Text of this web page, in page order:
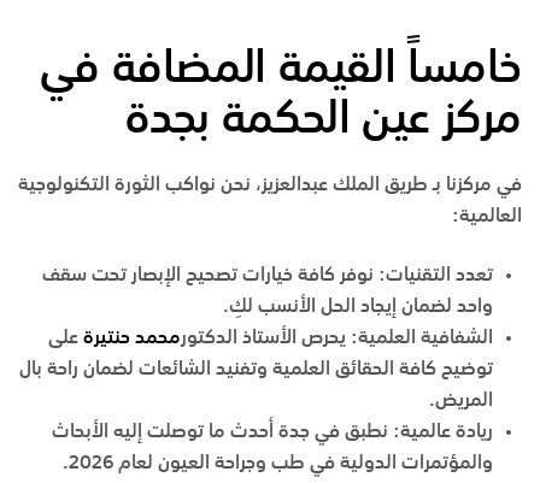
خامساً القيمة المضافة في
مركز عين الحكمة بجدة
في مركزنا بـ طريق الملك عبدالعزيز، نحن نواكب الثورة التكنولوجية
العالمية:
تعدد التقنيات: نوفر كافة خيارات تصحيح الإبصار تحت سقف
واحد لضمان إيجاد الحل الأنسب لكِ.
الشفافية العلمية: يحرص الأستاذ الدكتورمحمد حنتيرة على
توضيح كافة الحقائق العلمية وتفنيد الشائعات لضمان راحة بال
المريض.
ريادة عالمية: نطبق في جدة أحدث ما توصلت إليه الأبحاث
والمؤتمرات الدولية في طب وجراحة العيون لعام 2026.